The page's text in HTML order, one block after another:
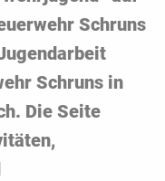
Schruns
Schruns in
Die Seite